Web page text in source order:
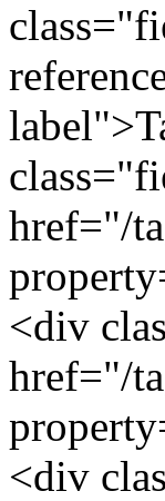
href="/
<div
href="/
<div